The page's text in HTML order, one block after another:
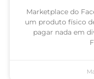
Marketplace do
um produto físico
pagar nada em